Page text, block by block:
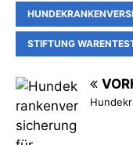
STIFTUNG